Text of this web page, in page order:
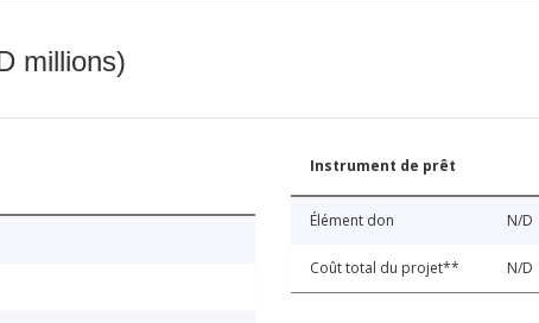
millions)
Instrument de prêt
Élément don N/D
Coût total du projet** N/D